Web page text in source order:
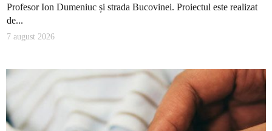
Profesor Ion Dumeniuc și strada Bucovinei. Proiectul este realizat
de...
7 august 2026